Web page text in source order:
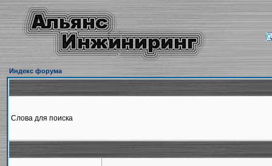
Индекс форума
Слова для поиска